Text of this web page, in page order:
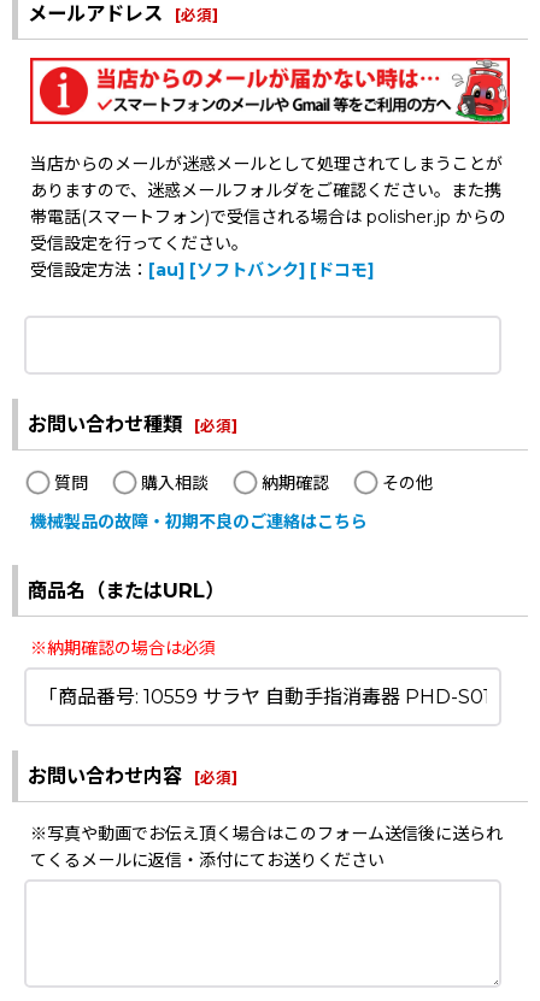
メールアドレス [必須]
当店からのメールが迷惑メールとして処理されてしまうことが
ありますので、迷惑メールフォルダをご確認ください。また携
帯電話(スマートフォン)で受信される場合は polisher.jp からの
受信設定を行ってください。
受信設定方法： [au] [ソフトバンク] [ドコモ]
お問い合わせ種類 [必須]
質問 購入相談 納期確認
その他
機械製品の故障・初期不良のご連絡はこちら
商品名（またはURL）
※納期確認の場合は必須
お問い合わせ内容 [必須]
※写真や動画でお伝え頂く場合はこのフォーム送信後に送られ
てくるメールに返信・添付にてお送りください